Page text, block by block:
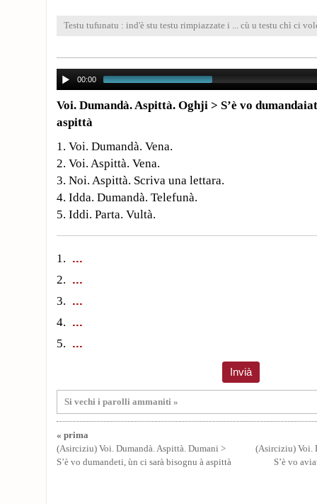
Testu tufunatu : ind'è stu testu rimpiazzate i ... cù u testu chì ci
00:00
Voi. Dumandà.Aspittà. Oghji > S’è vo
aspittà
1. Voi. Dumandà. Vena.
2. Voi. Aspittà. Vena.
3. Noi. Aspittà. Scriva una lettara.
4. Idda. Dumandà. Telefunà.
5. Iddi. Parta. Vultà.
1.
2.
3.
4.
5.
Si vechi i parolli ammaniti »
« prima
(Asirciziu) Voi. Dumandà. Aspittà. Dumani >
S’è vo dumandeti, ùn ci sarà bisognu à aspittà
(Asirciziu) Voi.
S’è vo